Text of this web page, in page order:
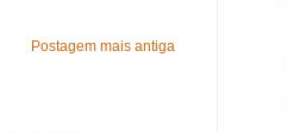
Postagem mais antiga